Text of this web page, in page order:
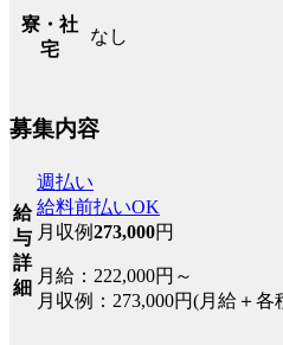
寮・社
宅
なし
募集内容
給
与
詳
細
週払い
給料前払いOK
月収例273,000円
月給：222,000円～
月収例：273,000円(月給＋各